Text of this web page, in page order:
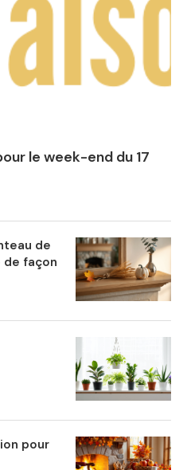
le week-end du 17
de
de façon
pour